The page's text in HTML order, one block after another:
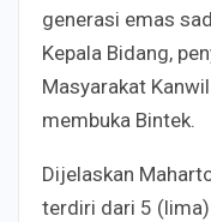
generasi emas
Kepala Bidang,
Masyarakat
membuka Bintek.
Dijelaskan
terdiri dari 5